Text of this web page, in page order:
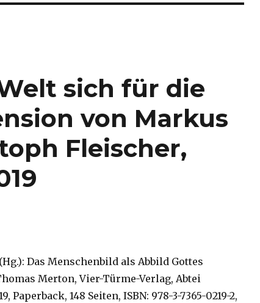
sich für die
von Markus
Fleischer,
Das Menschenbild als Abbild Gottes
Merton, Vier-Türme-Verlag, Abtei
Paperback, 148 Seiten, ISBN: 978-3-7365-0219-2,